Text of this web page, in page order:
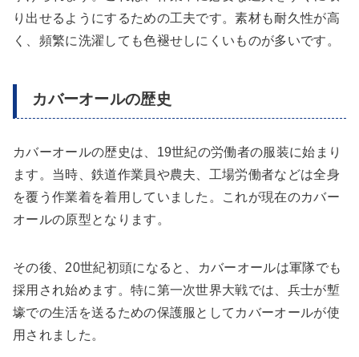
り出せるようにするための工夫です。素材も耐久性が高
く、頻繁に洗濯しても色褪せしにくいものが多いです。
カバーオールの歴史
カバーオールの歴史は、19世紀の労働者の服装に始まり
ます。当時、鉄道作業員や農夫、工場労働者などは全身
を覆う作業着を着用していました。これが現在のカバー
オールの原型となります。
その後、20世紀初頭になると、カバーオールは軍隊でも
採用され始めます。特に第一次世界大戦では、兵士が塹
壕での生活を送るための保護服としてカバーオールが使
用されました。